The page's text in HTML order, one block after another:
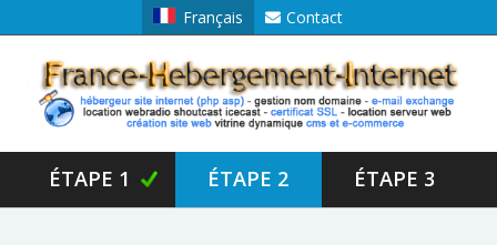
Français Contact
ÉTAPE 1 ÉTAPE 2 ÉTAPE 3